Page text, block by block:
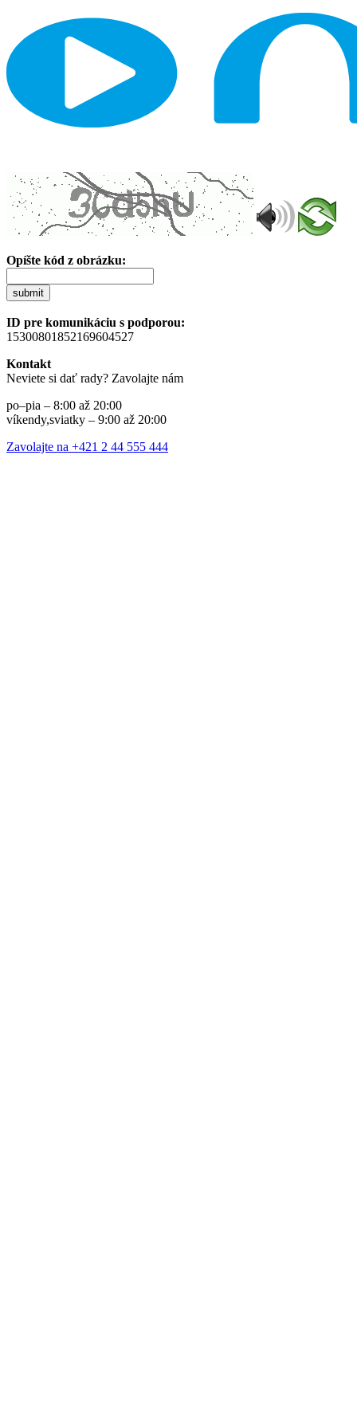
Opíšte kód z obrázku:
submit
ID pre komunikáciu s podporou:
15300801852169604527
Kontakt
Neviete si dať rady? Zavolajte nám
po–pia – 8:00 až 20:00
víkendy,sviatky – 9:00 až 20:00
Zavolajte na +421 2 44 555 444